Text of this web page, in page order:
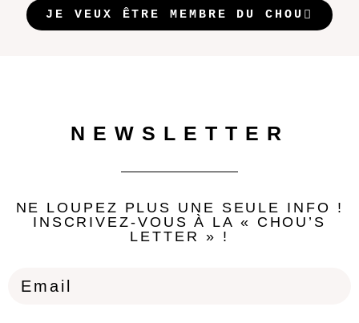
JE VEUX ÊTRE MEMBRE DU CHOU
NEWSLETTER
NE LOUPEZ PLUS UNE SEULE INFO !
INSCRIVEZ-VOUS À LA « CHOU’S
LETTER » !